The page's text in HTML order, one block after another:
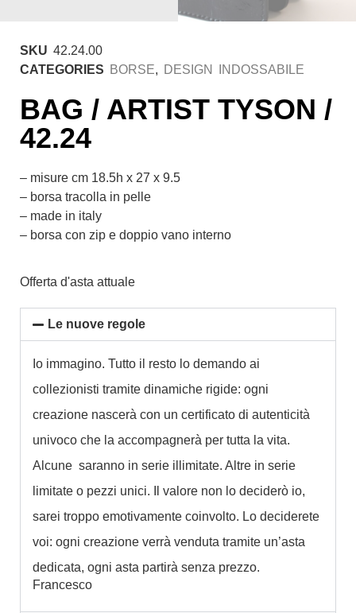
SKU 42.24.00
CATEGORIES BORSE, DESIGN INDOSSABILE
BAG / ARTIST TYSON /
42.24
– misure cm 18.5h x 27 x 9.5
– borsa tracolla in pelle
– made in italy
– borsa con zip e doppio vano interno
Offerta d'asta attuale
Le nuove regole
Io immagino. Tutto il resto lo demando ai
collezionisti tramite dinamiche rigide: ogni
creazione nascerà con un certificato di autenticità
univoco che la accompagnerà per tutta la vita.
Alcune saranno in serie illimitate. Altre in serie
limitate o pezzi unici. Il valore non lo deciderò io,
sarei troppo emotivamente coinvolto. Lo deciderete
voi: ogni creazione verrà venduta tramite un’asta
dedicata, ogni asta partirà senza prezzo.
Francesco